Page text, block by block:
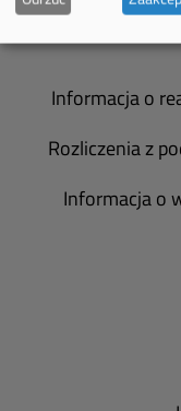
Informacja o
Rozliczenia z
Informacja o